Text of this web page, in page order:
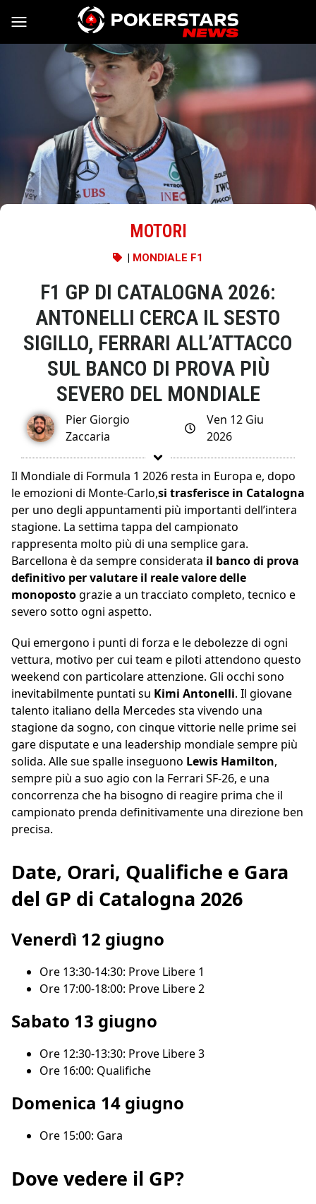
Vai al contenuto
MOTORI
| MONDIALE F1
F1 GP DI CATALOGNA 2026:
ANTONELLI CERCA IL SESTO
SIGILLO, FERRARI ALL’ATTACCO
SUL BANCO DI PROVA PIÙ
SEVERO DEL MONDIALE
Pier Giorgio
Zaccaria
Ven 12 Giu
2026
Il Mondiale di Formula 1 2026 resta in Europa e, dopo
le emozioni di Monte-Carlo,si trasferisce in Catalogna
per uno degli appuntamenti più importanti dell’intera
stagione. La settima tappa del campionato
rappresenta molto più di una semplice gara.
Barcellona è da sempre considerata il banco di prova
definitivo per valutare il reale valore delle
monopostograzie a un tracciato completo, tecnico e
severo sotto ogni aspetto.
Qui emergono i punti di forza e le debolezze di ogni
vettura, motivo per cui team e piloti attendono questo
weekend con particolare attenzione. Gli occhi sono
inevitabilmente puntati su Kimi Antonelli. Il giovane
talento italiano della Mercedes sta vivendo una
stagione da sogno, con cinque vittorie nelle prime sei
gare disputate e una leadership mondiale sempre più
solida. Alle sue spalle inseguono Lewis Hamilton,
sempre più a suo agio con la Ferrari SF-26, e una
concorrenza che ha bisogno di reagire prima che il
campionato prenda definitivamente una direzione ben
precisa.
Date, Orari, Qualifiche e Gara
del GP di Catalogna 2026
Venerdì 12 giugno
Ore 13:30-14:30: Prove Libere 1
Ore 17:00-18:00: Prove Libere 2
Sabato 13 giugno
Ore 12:30-13:30: Prove Libere 3
Ore 16:00: Qualifiche
Domenica 14 giugno
Ore 15:00: Gara
Dove vedere il GP?